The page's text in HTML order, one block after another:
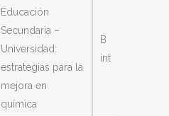
Educación
Secundaria –
Universidad:
estrategias para la
mejora en
química
B
int